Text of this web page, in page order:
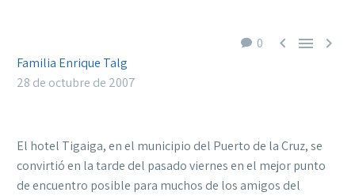
0   
Familia Enrique Talg
28 de octubre de 2007
El hotel Tigaiga, en el municipio del Puerto de la Cruz, se
convirtió en la tarde del pasado viernes en el mejor punto
de encuentro posible para muchos de los amigos del